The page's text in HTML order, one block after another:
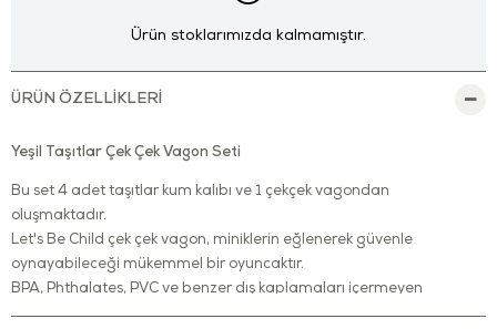
Ürün stoklarımızda kalmamıştır.
ÜRÜN ÖZELLIKLERI
Yeşil Taşıtlar Çek Çek Vagon Seti
Bu set 4 adet taşıtlar kum kalıbı ve 1 çekçek vagondan
oluşmaktadır.
Let's Be Child çek çek vagon, miniklerin eğlenerek güvenle
oynayabileceği mükemmel bir oyuncaktır.
BPA, Phthalates, PVC ve benzer dış kaplamaları içermeyen
oyuncak, FDA standartlarını karşılar.